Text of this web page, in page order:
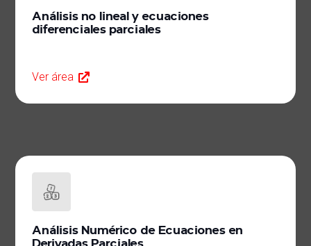
Análisis no lineal y ecuaciones
diferenciales parciales
Ver área
Análisis Numérico de Ecuaciones en
Derivadas Parciales